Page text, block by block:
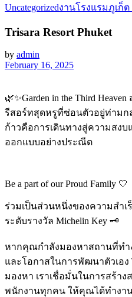
Uncategorizedงานโรงแรมภูเก็ต
Trisara Resort Phuket
by admin
February 16, 2025
🌿✨Garden in the Third
รีสอร์ทสุดหรูที่ซ่อนตัวอยู่ท่ามก
ก้าวคือการเดินทางสู่ความสง
ออกแบบอย่างประณีต
Be a part of our Proud Family 🤍
ร่วมเป็นส่วนหนึ่งของความสำเร็
ระดับรางวัล Michelin Key 🗝️
หากคุณกำลังมองหาสถานที่ทำ
และโอกาสในการพัฒนาตัวเอง
มองหา เราเชื่อมั่นในการสร้า
พนักงานทุกคน ให้คุณได้ทำงา